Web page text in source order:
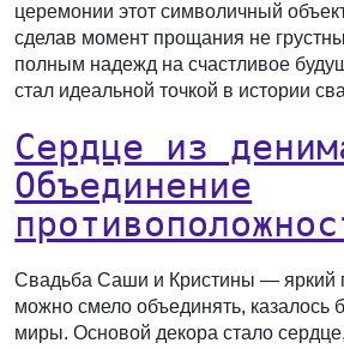
церемонии этот символичный
сделав момент прощания не
полным надежд на счастливое
стал идеальной точкой в истории
Сердце из
Объединение
Свадьба Саши и Кристины — яркий
можно смело объединять, казалось
миры. Основой декора стало